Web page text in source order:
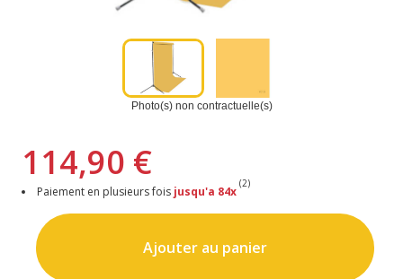
Photo(s) non contractuelle(s)
114,90 €
Paiement en plusieurs fois jusqu'a 84x
(2)
Ajouter au panier